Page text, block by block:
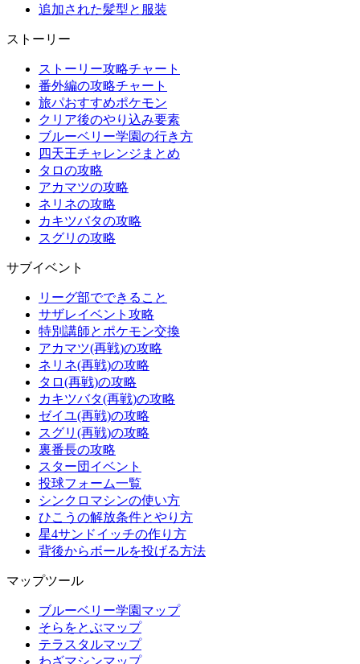
追加された髪型と服装
ストーリー
ストーリー攻略チャート
番外編の攻略チャート
旅パおすすめポケモン
クリア後のやり込み要素
ブルーベリー学園の行き方
四天王チャレンジまとめ
タロの攻略
アカマツの攻略
ネリネの攻略
カキツバタの攻略
スグリの攻略
サブイベント
リーグ部でできること
サザレイベント攻略
特別講師とポケモン交換
アカマツ(再戦)の攻略
ネリネ(再戦)の攻略
タロ(再戦)の攻略
カキツバタ(再戦)の攻略
ゼイユ(再戦)の攻略
スグリ(再戦)の攻略
裏番長の攻略
スター団イベント
投球フォーム一覧
シンクロマシンの使い方
ひこうの解放条件とやり方
星4サンドイッチの作り方
背後からボールを投げる方法
マップツール
ブルーベリー学園マップ
そらをとぶマップ
テラスタルマップ
わざマシンマップ